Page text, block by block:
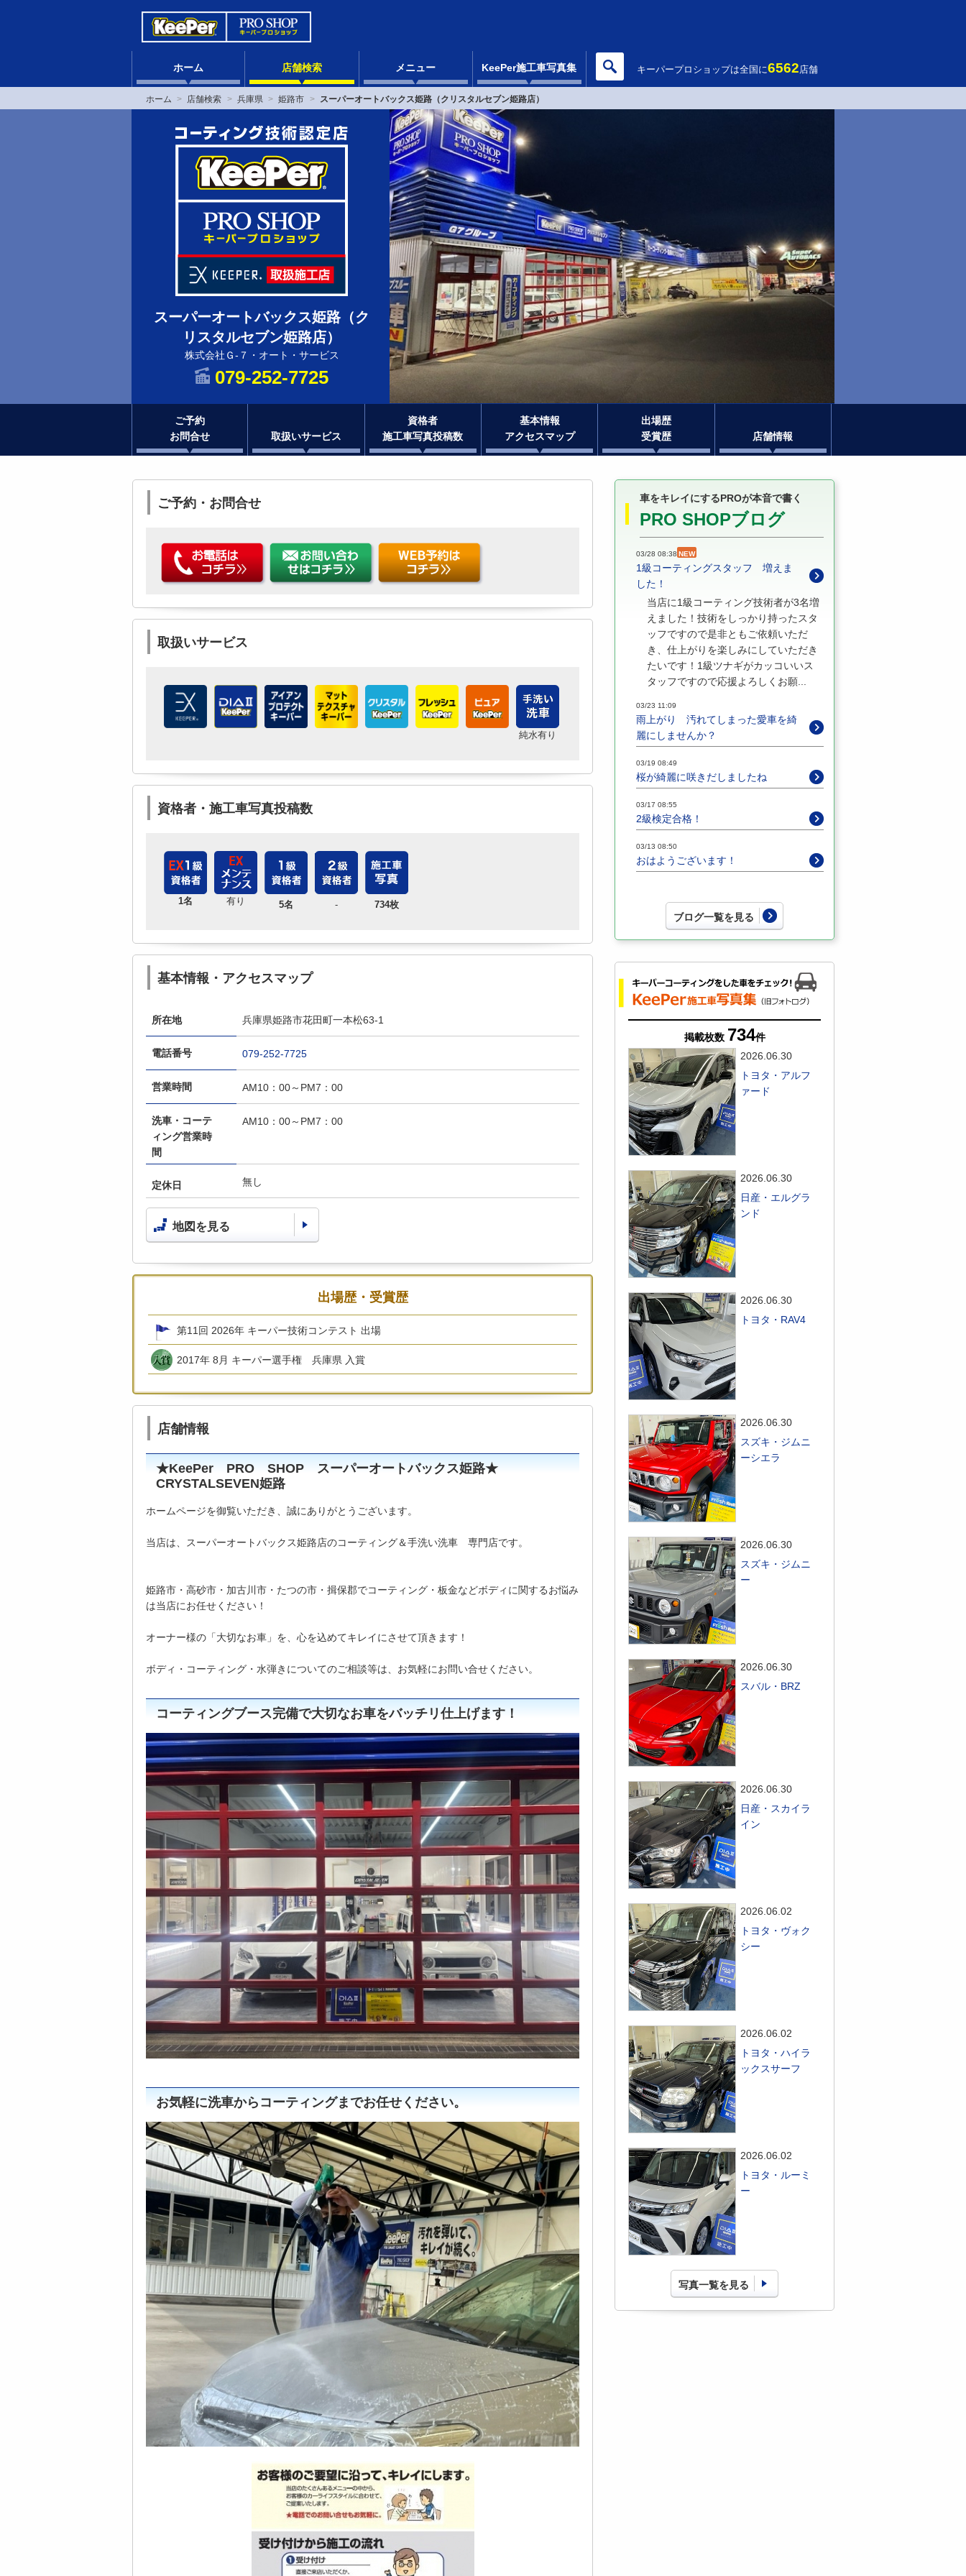
ホーム 店舗検索 メニュー KeePer施工車写真集 キーパープロショップは全国に6562店舗
ホーム 店舗検索 兵庫県 姫路市 スーパーオートバックス姫路（クリスタルセブン姫路店）
スーパーオートバックス姫路（ク
リスタルセブン姫路店）
株式会社Ｇ-７・オート・サービス
079-252-7725
ご予約
お問合せ
取扱いサービス
資格者
施工車写真投稿数
基本情報
アクセスマップ
出場歴
受賞歴
店舗情報
ご予約・お問合せ
取扱いサービス
純水有り
資格者・施工車写真投稿数
1名 有り 5名 - 734枚
基本情報・アクセスマップ
所在地 兵庫県姫路市花田町一本松63-1
電話番号 079-252-7725
営業時間 AM10：00～PM7：00
洗車・コーテ
ィング営業時
間
AM10：00～PM7：00
定休日 無し
地図を見る
出場歴・受賞歴
第11回 2026年 キーパー技術コンテスト 出場
2017年 8月 キーパー選手権 兵庫県 入賞
店舗情報
★KeePer PRO SHOP スーパーオートバックス姫路★
CRYSTALSEVEN姫路
ホームページを御覧いただき、誠にありがとうございます。
当店は、スーパーオートバックス姫路店のコーティング＆手洗い洗車 専門店です。
姫路市・高砂市・加古川市・たつの市・揖保郡でコーティング・板金などボディに関するお悩み
は当店にお任せください！
オーナー様の「大切なお車」を、心を込めてキレイにさせて頂きます！
ボディ・コーティング・水弾きについてのご相談等は、お気軽にお問い合せください。
コーティングブース完備で大切なお車をバッチリ仕上げます！
お気軽に洗車からコーティングまでお任せください。
車をキレイにするPROが本音で書く
PRO SHOPブログ
03/28 08:38 NEW
1級コーティングスタッフ 増えま
した！
当店に1級コーティング技術者が3名増
えました！技術をしっかり持ったスタ
ッフですので是非ともご依頼いただ
き、仕上がりを楽しみにしていただき
たいです！1級ツナギがカッコいいス
タッフですので応援よろしくお願...
03/23 11:09
雨上がり 汚れてしまった愛車を綺
麗にしませんか？
03/19 08:49
桜が綺麗に咲きだしましたね
03/17 08:55
2級検定合格！
03/13 08:50
おはようございます！
ブログ一覧を見る
掲載枚数 734件
2026.06.30
トヨタ・アルフ
ァード
2026.06.30
日産・エルグラ
ンド
2026.06.30
トヨタ・RAV4
2026.06.30
スズキ・ジムニ
ーシエラ
2026.06.30
スズキ・ジムニ
ー
2026.06.30
スバル・BRZ
2026.06.30
日産・スカイラ
イン
2026.06.02
トヨタ・ヴォク
シー
2026.06.02
トヨタ・ハイラ
ックスサーフ
2026.06.02
トヨタ・ルーミ
ー
写真一覧を見る